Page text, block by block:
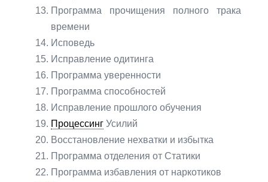
Программа прочищения полного трака
времени
Исповедь
Исправление одитинга
Программа уверенности
Программа способностей
Исправление прошлого обучения
Процессинг Усилий
Восстановление нехватки и избытка
Программа отделения от Статики
Программа избавления от наркотиков